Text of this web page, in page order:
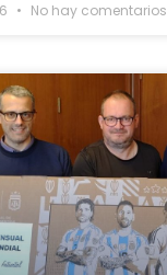
No hay comentarios